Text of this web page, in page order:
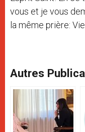
vous et je vous
la même prière:
Autres